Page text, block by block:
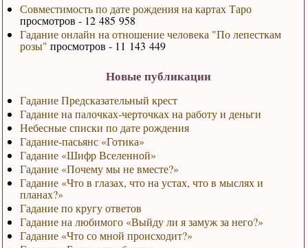
Совместимость по дате рождения на картах Таро
просмотров - 12 485 958
Гадание онлайн на отношение человека "По лепесткам
розы" просмотров - 11 143 449
Новые публикации
Гадание Предсказательный крест
Гадание на палочках-черточках на работу и деньги
Небесные списки по дате рождения
Гадание-пасьянс «Готика»
Гадание «Шифр Вселенной»
Гадание «Почему мы не вместе?»
Гадание «Что в глазах, что на устах, что в мыслях и
планах?»
Гадание по кругу ответов
Гадание на любимого «Выйду ли я замуж за него?»
Гадание «Что со мной происходит?»